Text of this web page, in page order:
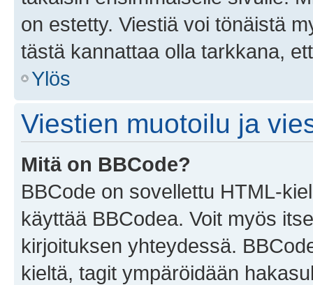
on estetty. Viestiä voi tönäistä
tästä kannattaa olla tarkkana,
Ylös
Viestien muotoilu ja
Mitä on BBCode?
BBCode on sovellettu HTML-
käyttää BBCodea. Voit myös
kirjoituksen yhteydessä.
kieltä, tagit ympäröidään